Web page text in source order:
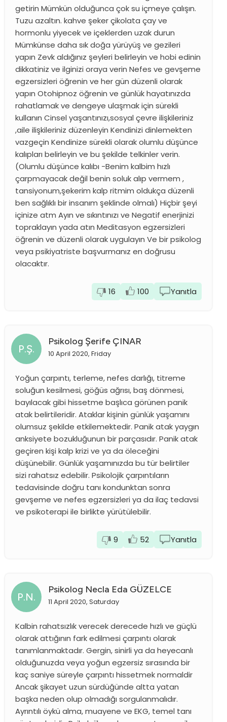
getirin Mümkün olduğunca çok su içmeye çalışın.
Tuzu azaltın. kahve şeker çikolata çay ve
hormonlu yiyecek ve içeklerden uzak durun
Mümkünse daha sık doğa yürüyüş ve gezileri
yapın Zevk aldığınız şeyleri belirleyin ve hobi edinin
dikkatiniz ve ilginizi oraya verin Nefes ve gevşeme
egzersizleri öğrenin ve her gün düzenli olarak
yapın Otohipnoz öğrenin ve günlük hayatınızda
rahatlamak ve dengeye ulaşmak için sürekli
kullanın Cinsel yaşantınızı,sosyal çevre ilişkileriniz
,aile ilişkileriniz düzenleyin Kendinizi dinlemekten
vazgeçin Kendinize sürekli olarak olumlu düşünce
kalıpları belirleyin ve bu şekilde telkinler verin.
(Olumlu düşünce kalıbı -Benim kalbim hızlı
çarpmayacak değil benin soluk alıp vermem ,
tansiyonum,şekerim kalp ritmim oldukça düzenli
ben sağlıklı bir insanım şeklinde olmalı) Hiçbir şeyi
içinize atm Ayın ve sıkıntınızı ve Negatif enerjinizi
topraklayın yada atın Meditasyon egzersizleri
öğrenin ve düzenli olarak uygulayın Ve bir psikolog
veya psikiyatriste başvurmanız en doğrusu
olacaktır.
16 100 Yanıtla
P.Ş.
Psikolog Şerife ÇINAR
10 April 2020, Friday
Yoğun çarpıntı, terleme, nefes darlığı, titreme
soluğun kesilmesi, göğüs ağrısı, baş dönmesi,
bayılacak gibi hissetme başlıca görünen panik
atak belirtileridir. Ataklar kişinin günlük yaşamını
olumsuz şekilde etkilemektedir. Panik atak yaygın
anksiyete bozukluğunun bir parçasıdır. Panik atak
geçiren kişi kalp krizi ve ya da öleceğini
düşünebilir. Günlük yaşamınızda bu tür belirtiler
sizi rahatsız edebilir. Psikolojik çarpıntıların
tedavisinde doğru tanı kondunktan sonra
gevşeme ve nefes egzersizleri ya da ilaç tedavsi
ve psikoterapi ile birlikte yürütülebilir.
9 52 Yanıtla
P.N.
Psikolog Necla Eda GÜZELCE
11 April 2020, Saturday
Kalbin rahatsızlık verecek derecede hızlı ve güçlü
olarak attığının fark edilmesi çarpıntı olarak
tanımlanmaktadır. Gergin, sinirli ya da heyecanlı
olduğunuzda veya yoğun egzersiz sırasında bir
kaç saniye süreyle çarpıntı hissetmek normaldir
Ancak şikayet uzun sürdüğünde altta yatan
başka neden olup olmadığı sorgulanmalıdır.
Ayrıntılı öykü alma, muayene ve EKG, temel tanı